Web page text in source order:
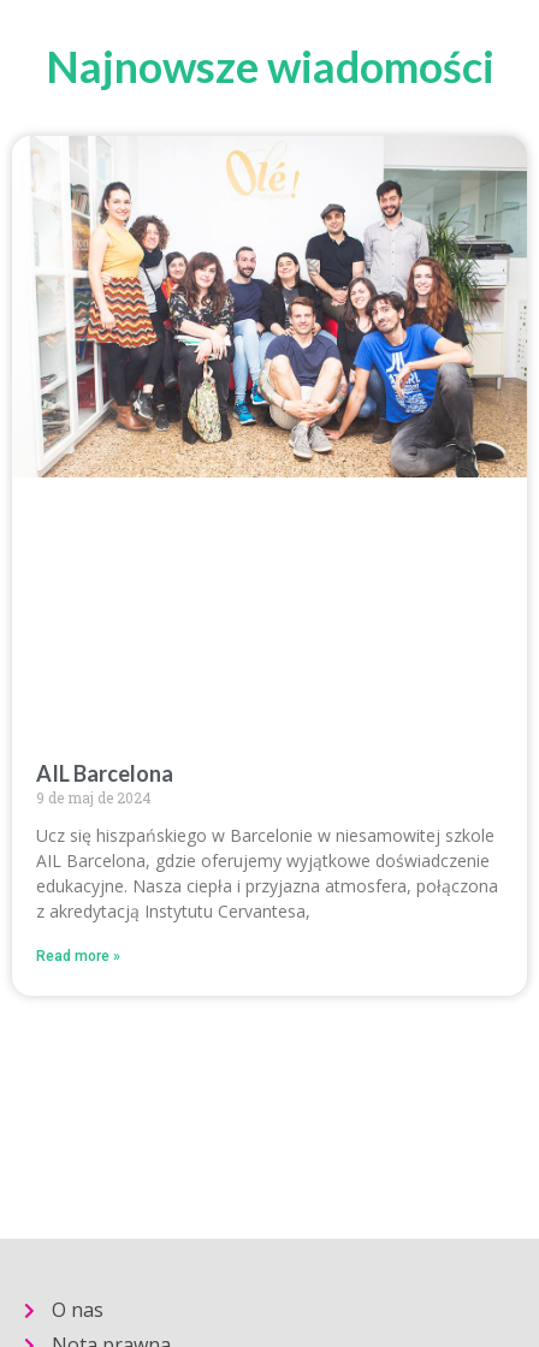
Najnowsze wiadomości
AIL Barcelona
9 de maj de 2024
Ucz się hiszpańskiego w Barcelonie w niesamowitej szkole
AIL Barcelona, gdzie oferujemy wyjątkowe doświadczenie
edukacyjne. Nasza ciepła i przyjazna atmosfera, połączona
z akredytacją Instytutu Cervantesa,
Read more »
O nas